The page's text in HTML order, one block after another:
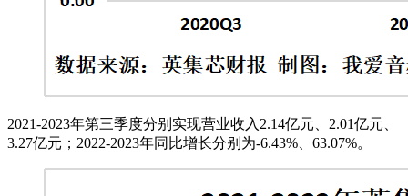
2021-2023年第三季度分别实现营业收入2.14亿元、2.01亿元、
3.27亿元；2022-2023年同比增长分别为-6.43%、63.07%。